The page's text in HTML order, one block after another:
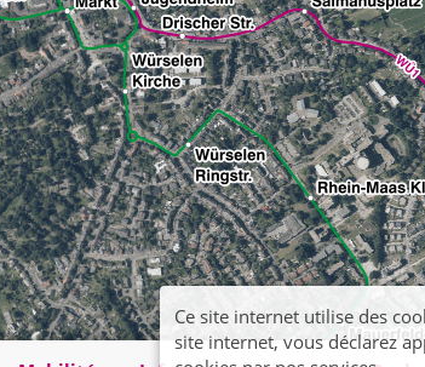
Ce site internet utilise des
site internet, vous déclarez